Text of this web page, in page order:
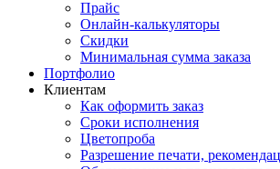
Прайс
Онлайн-калькуляторы
Скидки
Минимальная сумма заказа
Портфолио
Клиентам
Как оформить заказ
Сроки исполнения
Цветопроба
Разрешение печати,